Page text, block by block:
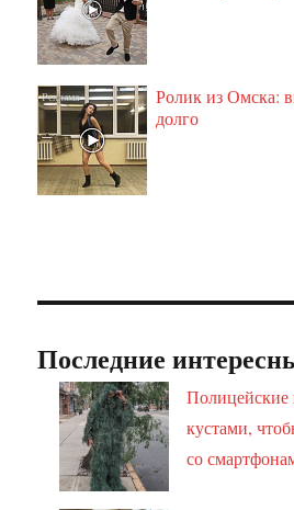
Ролик из Омска:
долго
Последние
Полицейские
кустами,
со